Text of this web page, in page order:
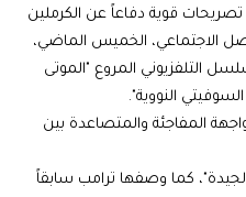
قوية دفاعاً عن الكرملين
الاجتماعي، الخميس الماضي،
التلفزيوني المروع "الموتى
النووية".
المفاجئة والمتصاعدة بين
كما وصفها ترامب سابقاً